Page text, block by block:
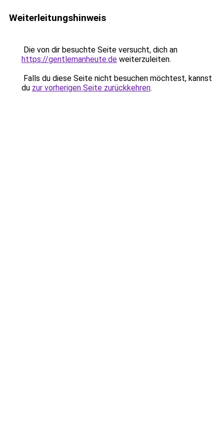
Weiterleitungshinweis
Die von dir besuchte Seite versucht, dich an
https://gentlemanheute.de weiterzuleiten.
Falls du diese Seite nicht besuchen möchtest, kannst
du zur vorherigen Seite zurückkehren.